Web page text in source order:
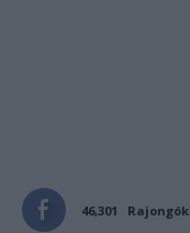
46,301 Rajongók